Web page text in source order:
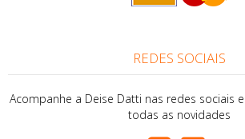
REDES SOCIAIS
Acompanhe a Deise Datti nas redes sociais
todas as novidades